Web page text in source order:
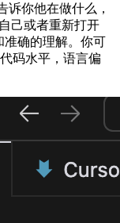
诉你他在做什么，
己或者重新打开
准确的理解。你可
码水平，语言偏